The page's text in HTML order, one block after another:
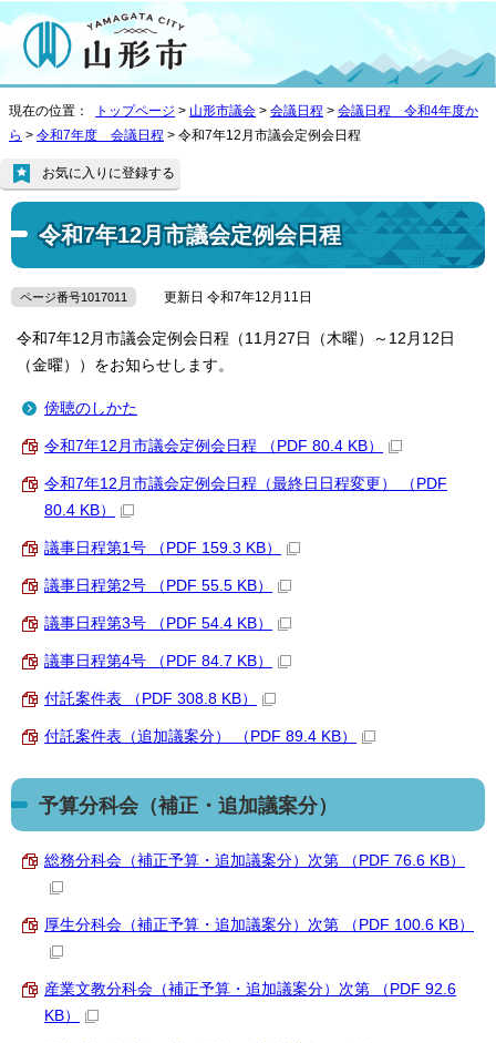
現在の位置： トップページ > 山形市議会 > 会議日程 > 会議日程 令和4年度か
ら > 令和7年度 会議日程 > 令和7年12月市議会定例会日程
令和7年12月市議会定例会日程
お気に入りに登録する
ページ番号1017011 更新日 令和7年12月11日
令和7年12月市議会定例会日程（11月27日（木曜）～12月12日
（金曜））をお知らせします。
傍聴のしかた
令和7年12月市議会定例会日程 （PDF 80.4 KB）
令和7年12月市議会定例会日程（最終日日程変更） （PDF
80.4 KB）
議事日程第1号 （PDF 159.3 KB）
議事日程第2号 （PDF 55.5 KB）
議事日程第3号 （PDF 54.4 KB）
議事日程第4号 （PDF 84.7 KB）
付託案件表 （PDF 308.8 KB）
付託案件表（追加議案分） （PDF 89.4 KB）
予算分科会（補正・追加議案分）
総務分科会（補正予算・追加議案分）次第 （PDF 76.6 KB）
厚生分科会（補正予算・追加議案分）次第 （PDF 100.6 KB）
産業文教分科会（補正予算・追加議案分）次第 （PDF 92.6
KB）